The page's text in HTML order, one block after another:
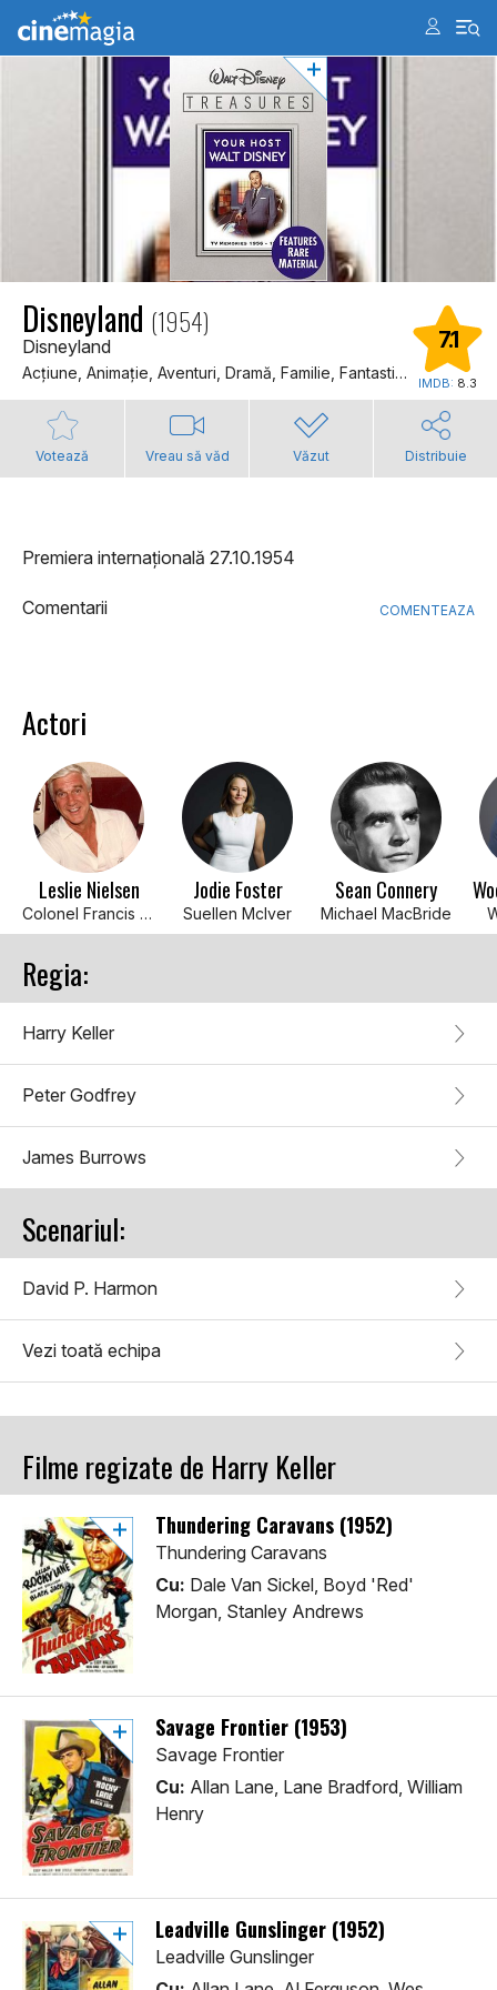
Disneyland (1954)
Disneyland
Acţiune, Animaţie, Aventuri, Dramă, Familie, Fantastic, Western
7.1
IMDB: 8.3
Votează Vreau să văd Văzut Distribuie
Premiera internațională 27.10.1954
Comentarii COMENTEAZA
Actori
Leslie Nielsen
Colonel Francis Marion (9 episodes, 1959-1967)
Jodie Foster
Suellen McIver
Sean Connery
Michael MacBride
Regia:
Harry Keller
Peter Godfrey
James Burrows
Scenariul:
David P. Harmon
Vezi toată echipa
Filme regizate de Harry Keller
Thundering Caravans (1952)
Thundering Caravans
Cu: Dale Van Sickel, Boyd 'Red'
Morgan, Stanley Andrews
Savage Frontier (1953)
Savage Frontier
Cu: Allan Lane, Lane Bradford, William
Henry
Leadville Gunslinger (1952)
Leadville Gunslinger